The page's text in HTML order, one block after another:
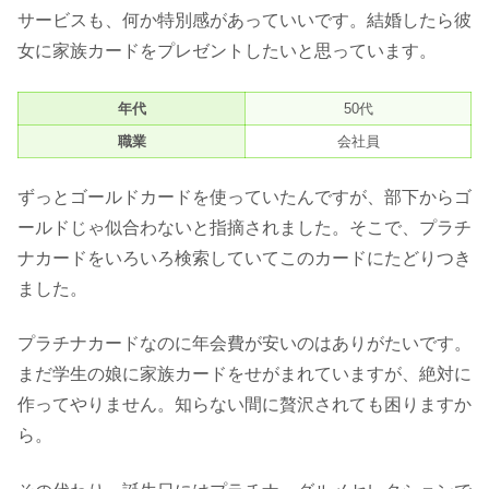
サービスも、何か特別感があっていいです。結婚したら彼
女に家族カードをプレゼントしたいと思っています。
年代
50代
職業
会社員
ずっとゴールドカードを使っていたんですが、部下からゴ
ールドじゃ似合わないと指摘されました。そこで、プラチ
ナカードをいろいろ検索していてこのカードにたどりつき
ました。
プラチナカードなのに年会費が安いのはありがたいです。
まだ学生の娘に家族カードをせがまれていますが、絶対に
作ってやりません。知らない間に贅沢されても困りますか
ら。